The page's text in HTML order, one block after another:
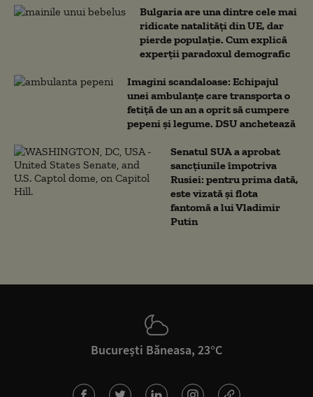
Bulgaria are una dintre cele mai
ridicate natalități din UE, dar
pierde populație. Cum explică
experții paradoxul demografic
Imagini scandaloase: Echipajul
unei ambulanțe care transporta o
fetiță de un an a oprit să cumpere
pepeni și legume. DSU anchetează
Senatul SUA a aprobat
sancțiunile împotriva
Rusiei: pentru prima dată,
este vizată și flota
fantomă a lui Vladimir
Putin
București Băneasa, 23°C